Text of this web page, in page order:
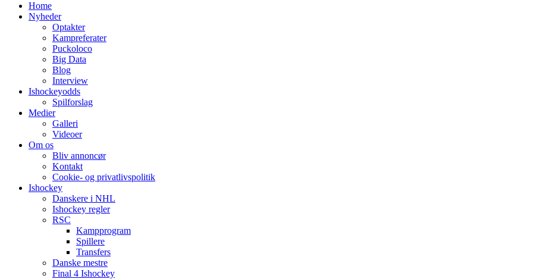
Home
Nyheder
Optakter
Kampreferater
Puckoloco
Big Data
Blog
Interview
Ishockeyodds
Spilforslag
Medier
Galleri
Videoer
Om os
Bliv annoncør
Kontakt
Cookie- og privatlivspolitik
Ishockey
Danskere i NHL
Ishockey regler
RSC
Kampprogram
Spillere
Transfers
Danske mestre
Final 4 Ishockey